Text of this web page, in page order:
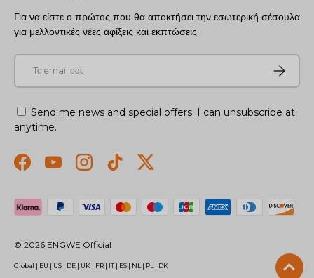
Για να είστε ο πρώτος που θα αποκτήσει την εσωτερική σέσουλα
για μελλοντικές νέες αφίξεις και εκπτώσεις.
E-mail
Send me news and special offers. I can unsubscribe at
anytime.
FacebookYouTubeInstagramTikTokTwitter
Αποδεκτοί τρόποι πληρωμής
© 2026 ENGWE Official
Global | EU | US | DE | UK | FR | IT | ES | NL| PL| DK